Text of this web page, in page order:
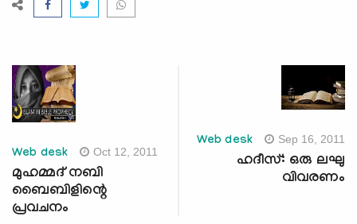
Web desk Oct 12, 2011
മുഹമ്മദ് നബി
ബൈബിളിന്റെ
പ്രവചനം
Web desk Sep 16, 2011
ഹദീസ്: ഒരു ലഘു
വിവരണം